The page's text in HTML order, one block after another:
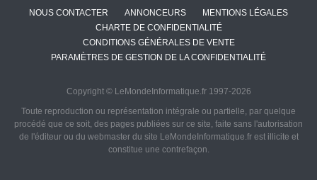
NOUS CONTACTER ANNONCEURS
MENTIONS LÉGALES
CHARTE DE CONFIDENTIALITÉ
CONDITIONS GÉNÉRALES DE VENTE
PARAMÈTRES DE GESTION DE LA CONFIDENTIALITÉ
Copyright © LeMondeInformatique.fr 1997-2026
Toute reproduction ou représentation intégrale ou partielle, par quelque
procédé que ce soit, des pages publiées sur ce site, faite sans l'autorisation
de l'éditeur ou du webmaster du site LeMondeInformatique.fr est illicite et
constitue une contrefaçon.